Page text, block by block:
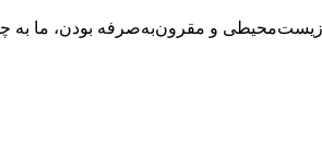
زیست‌محیطی و مقرون‌به‌صرفه بودن، ما به